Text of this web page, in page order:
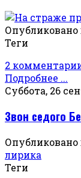
Опубликовано
Теги
2
Подробнее ...
Суббота, 26
Звон седого
Опубликовано
лирика
Теги